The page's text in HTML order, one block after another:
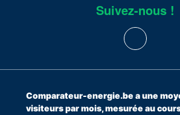
Suivez-nous !
Comparateur-energie.be a une
visiteurs par mois, mesurée au